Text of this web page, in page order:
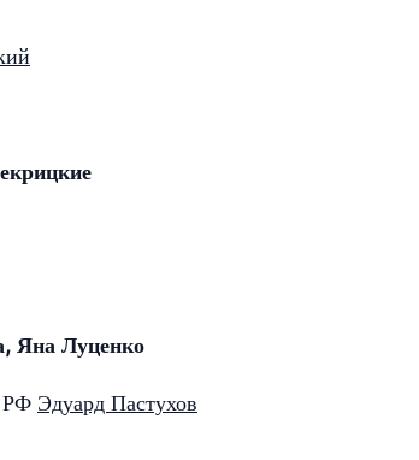
Яна Луценко
РФ Эдуард Пастухов